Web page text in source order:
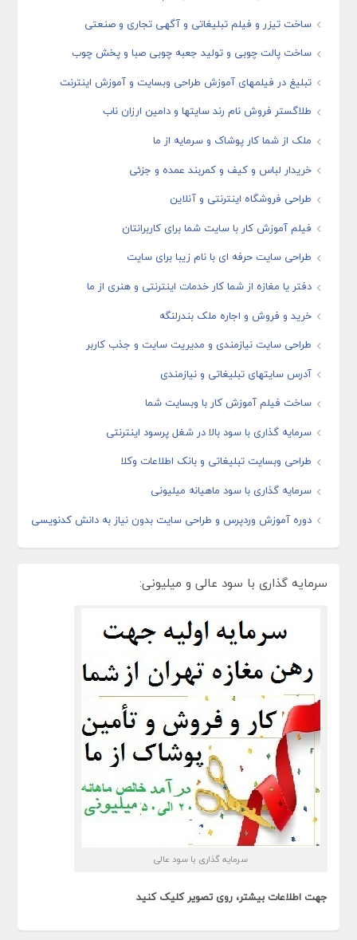
ساخت تیزر و فیلم تبلیغاتی و آگهی تجاری و صنعتی
ساخت پالت چوبی و تولید جعبه چوبی صبا و پخش چوب
تبلیغ در فیلمهای آموزش طراحی وبسایت و آموزش اینترنت
طلاگستر فروش نام رند سایتها و دامین ارزان ناب
ملک از شما کار پوشاک و سرمایه از ما
خریدار لباس و کیف و کمربند عمده و جزئی
طراحی فروشگاه اینترنتی و آنلاین
فیلم آموزش کار با سایت شما برای کاربرانتان
طراحی سایت حرفه ای با نام زیبا برای سایت
دفتر یا مغازه از شما کار خدمات اینترنتی و هنری از ما
خرید و فروش و اجاره ملک بندرلنگه
طراحی سایت نیازمندی و مدیریت سایت و جذب کاربر
آدرس سایتهای تبلیغاتی و نیازمندی
ساخت فیلم آموزش کار با وبسایت شما
سرمایه گذاری با سود بالا در شغل پرسود اینترنتی
طراحی وبسایت تبلیغاتی و بانک اطلاعات وکلا
سرمایه گذاری با سود ماهیانه میلیونی
دوره آموزش وردپرس و طراحی سایت بدون نیاز به دانش کدنویسی
سرمایه گذاری با سود عالی و میلیونی:
سرمایه گذاری با سود عالی
جهت اطلاعات بیشتر، روی تصویر کلیک کنید